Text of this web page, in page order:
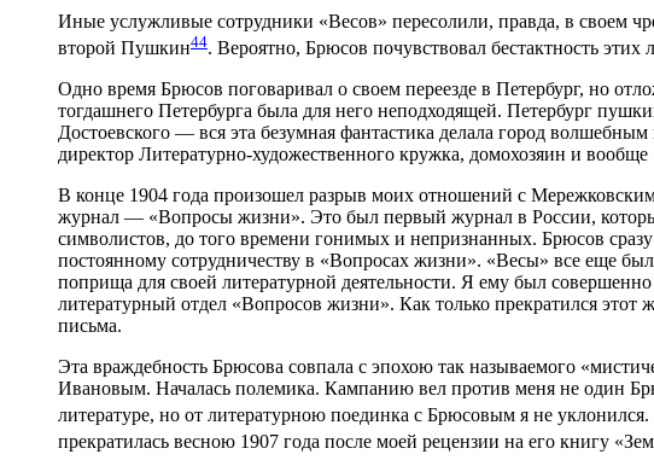
Иные услужливые сотрудники «Весов» пересолили, правда, в своем
второй Пушкин44. Вероятно, Брюсов почувствовал бестактность этих
Одно время Брюсов поговаривал о своем переезде в Петербург, но
тогдашнего Петербурга была для него неподходящей. Петербург
Достоевского — вся эта безумная фантастика делала город
директор Литературно-художественного кружка, домохозяин и
В конце 1904 года произошел разрыв моих отношений с
журнал — «Вопросы жизни». Это был первый журнал в России,
символистов, до того времени гонимых и непризнанных. Брюсов
постоянному сотрудничеству в «Вопросах жизни». «Весы» все еще
поприща для своей литературной деятельности. Я ему был
литературный отдел «Вопросов жизни». Как только прекратился
письма.
Эта враждебность Брюсова совпала с эпохою так называемого
Ивановым. Началась полемика. Кампанию вел против меня не один
литературе, но от литературною поединка с Брюсовым я не
прекратилась весною 1907 года после моей рецензии на его книгу